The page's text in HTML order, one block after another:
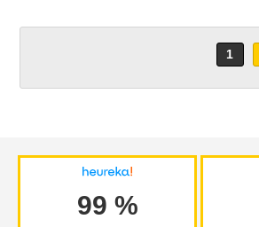
1
99 %